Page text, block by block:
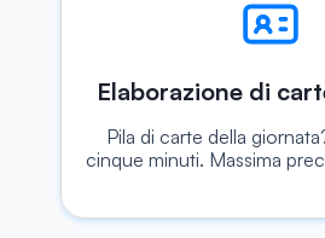
Elaborazione di
Pila di carte della
cinque minuti. Massima